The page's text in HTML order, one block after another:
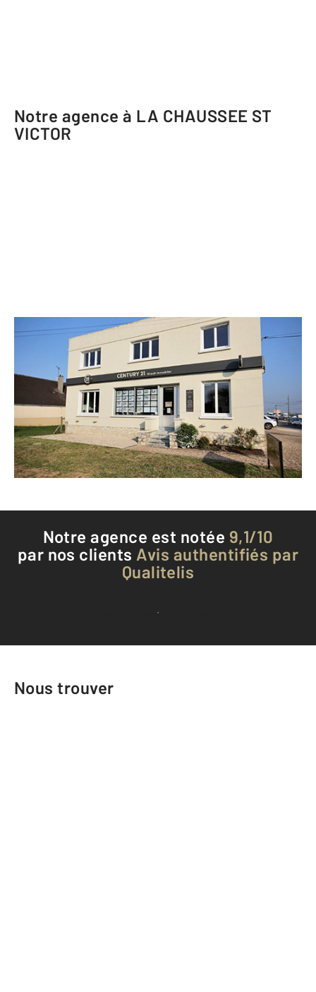
Notre agence à LA CHAUSSEE ST
VICTOR
CENTURY 21 Girault Immobilier
128 bis route Nationale
LA CHAUSSEE ST VICTOR - 41260
Envoyer un message
Téléphoner à l'agence
Notre agence est notée 9,1/10
par nos clients Avis authentifiés par
Qualitelis
Voir tous les avis clients
Nous trouver